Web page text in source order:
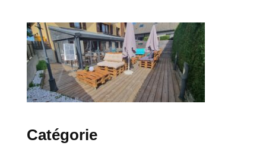
Catégorie